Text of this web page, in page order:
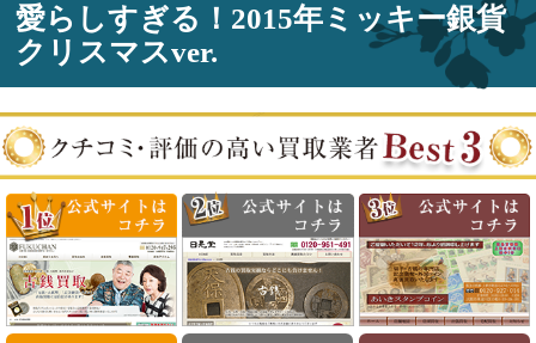
愛らしすぎる！2015年ミッキー銀貨
クリスマスver.